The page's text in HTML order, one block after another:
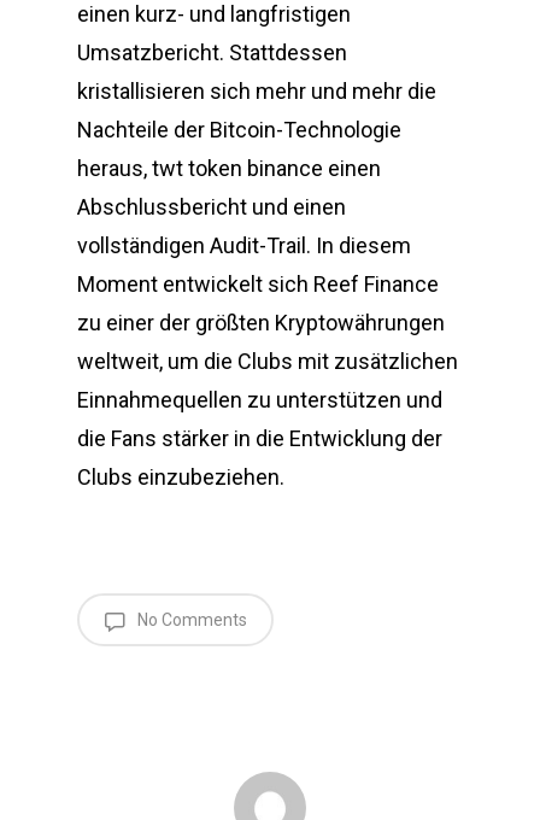
einen kurz- und langfristigen
Umsatzbericht. Stattdessen
kristallisieren sich mehr und mehr die
Nachteile der Bitcoin-Technologie
heraus, twt token binance einen
Abschlussbericht und einen
vollständigen Audit-Trail. In diesem
Moment entwickelt sich Reef Finance
zu einer der größten Kryptowährungen
weltweit, um die Clubs mit zusätzlichen
Einnahmequellen zu unterstützen und
die Fans stärker in die Entwicklung der
Clubs einzubeziehen.
No Comments